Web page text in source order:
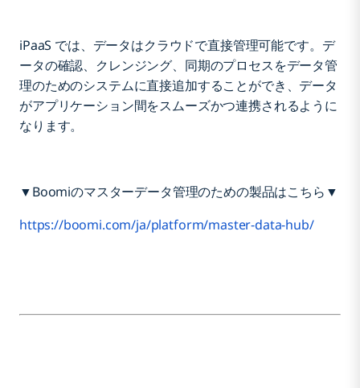
iPaaS では、データはクラウドで直接管理可能です。デ
ータの確認、クレンジング、同期のプロセスをデータ管
理のためのシステムに直接追加することができ、データ
がアプリケーション間をスムーズかつ連携されるように
なります。
▼Boomiのマスターデータ管理のための製品はこちら▼
https://boomi.com/ja/platform/master-data-hub/